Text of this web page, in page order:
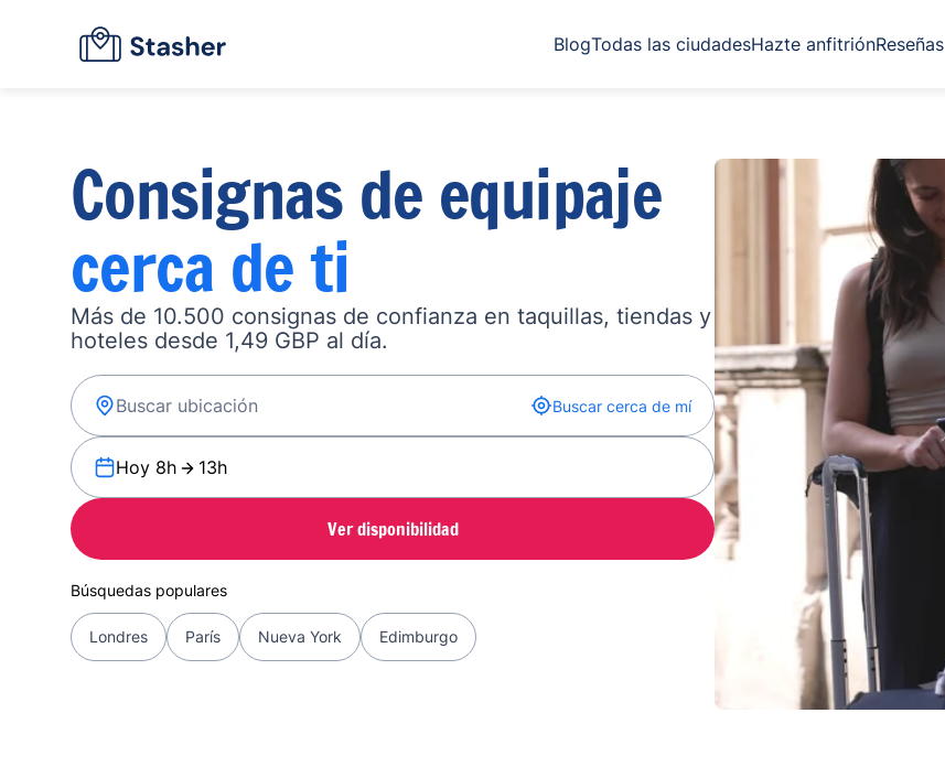
BlogTodas las ciudadesHazte anfitriónReseñas
Consignas de equipaje
cerca de ti
Más de 10.500 consignas de confianza en taquillas, tiendas y
hoteles desde 1,49 GBP al día.
Buscar cerca de mí
Hoy 8h 13h
Ver disponibilidad
Búsquedas populares
Londres París Nueva York Edimburgo